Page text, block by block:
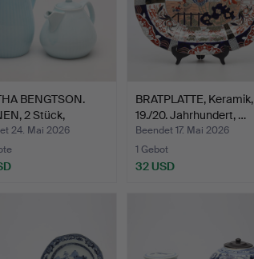
BENGTSON.
2 Stück,
24. Mai 2026
BRATPLATTE, Keramik,
19./20. Jahrhundert, …
Beendet 17. Mai 2026
1 Gebot
32 USD